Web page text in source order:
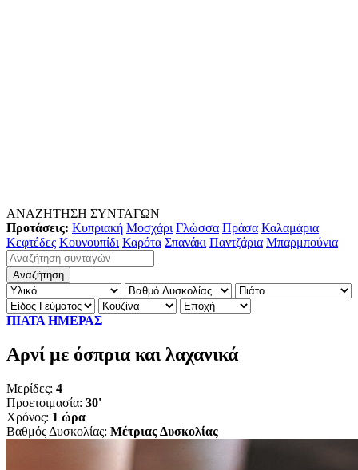
ΑΝΑΖΗΤΗΣΗ ΣΥΝΤΑΓΩΝ
Προτάσεις: Κυπριακή Μοσχάρι Γλώσσα Πράσα Καλαμάρια
Κεφτέδες Κουνουπίδι Καρότα Σπανάκι Παντζάρια Μπαρμπούνια
ΠΙΑΤΑ ΗΜΕΡΑΣ
Αρνί με όσπρια και λαχανικά
Μερίδες: 4
Προετοιμασία: 30'
Χρόνος: 1 ώρα
Βαθμός Δυσκολίας: Μέτριας Δυσκολίας